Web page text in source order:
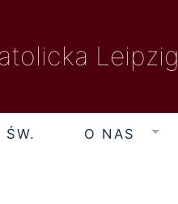
Leipzig
ŚW. O NAS